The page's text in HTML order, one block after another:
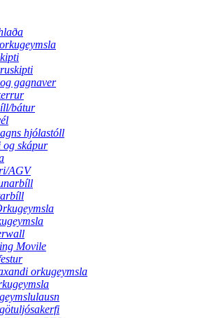
gagnaver
bátur
hjólastóll
og skápur
AGV
Movile
orkugeymsla